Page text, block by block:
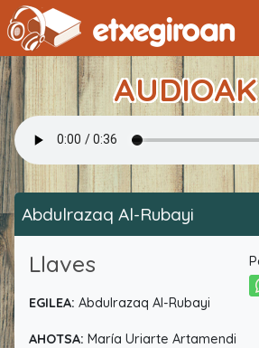
Abdulrazaq Al-Rubayi
Llaves
EGILEA: Abdulrazaq Al-Rubayi
AHOTSA: María Uriarte Artamendi